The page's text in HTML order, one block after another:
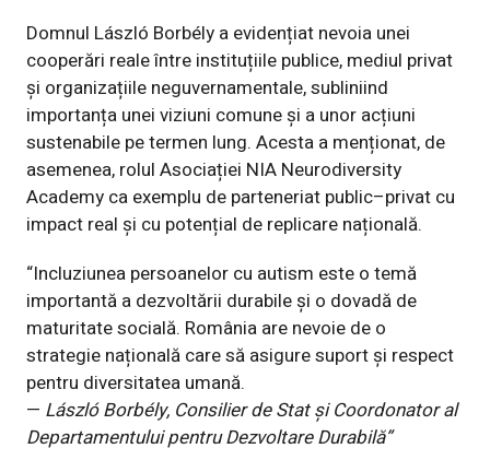
Domnul László Borbély a evidențiat nevoia unei
cooperări reale între instituțiile publice, mediul privat
și organizațiile neguvernamentale, subliniind
importanța unei viziuni comune și a unor acțiuni
sustenabile pe termen lung. Acesta a menționat, de
asemenea, rolul Asociației NIA Neurodiversity
Academy ca exemplu de parteneriat public–privat cu
impact real și cu potențial de replicare națională.
“Incluziunea persoanelor cu autism este o temă
importantă a dezvoltării durabile și o dovadă de
maturitate socială. România are nevoie de o
strategie națională care să asigure suport și respect
pentru diversitatea umană.
— László Borbély, Consilier de Stat și Coordonator al
Departamentului pentru Dezvoltare Durabilă”